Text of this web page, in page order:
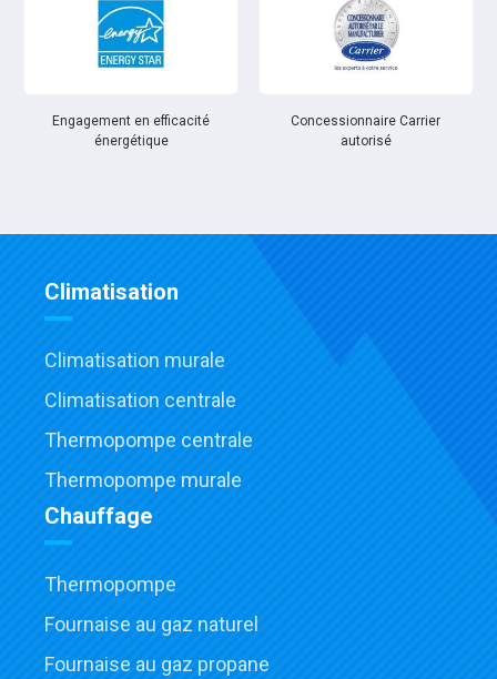
Engagement en efficacité
énergétique
Concessionnaire Carrier
autorisé
Climatisation
Climatisation murale
Climatisation centrale
Thermopompe centrale
Thermopompe murale
Chauffage
Thermopompe
Fournaise au gaz naturel
Fournaise au gaz propane